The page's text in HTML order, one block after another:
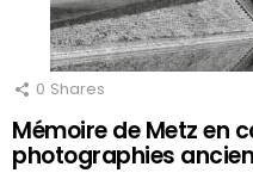
0 Shares
Mémoire de Metz en
photographies